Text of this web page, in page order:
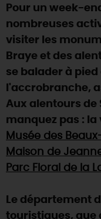
La Route des
Des
Programme
Pour un week-
nombreuses
visiter les
Braye et des
se balader à pied
l'accrobranche,
Aux alentours
manquez pas : la
Musée des
Maison de
Parc Floral de la
Le département
touristiques, que